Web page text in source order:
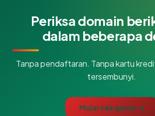
Periksa domain
dalam beberapa
Tanpa pendaftaran. Tanpa kartu
tersembunyi.
Mulai cek gratis →